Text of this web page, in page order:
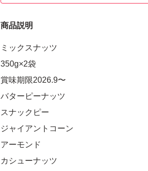
商品説明
ミックスナッツ
350g×2袋
賞味期限2026.9〜
バターピーナッツ
スナックピー
ジャイアントコーン
アーモンド
カシューナッツ